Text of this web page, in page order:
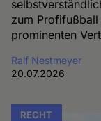
zum
prominenten
Ralf Nestmeyer
20.07.2026
RECHT